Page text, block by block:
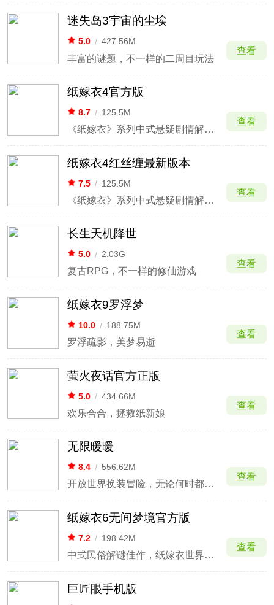
迷失岛3宇宙的尘埃
5.0 / 427.56M
丰富的谜题，不一样的二周目玩法
查看
纸嫁衣4官方版
8.7 / 125.5M
《纸嫁衣》系列中式悬疑剧情解谜第四部作品
查看
纸嫁衣4红丝缠最新版本
7.5 / 125.5M
《纸嫁衣》系列中式悬疑剧情解谜第四部作品
查看
长生天机降世
5.0 / 2.03G
复古RPG，不一样的修仙游戏
查看
纸嫁衣9罗浮梦
10.0 / 188.75M
罗浮疏影，美梦易逝
查看
萤火夜话官方正版
5.0 / 434.66M
欢乐合合，拯救纸新娘
查看
无限暖暖
8.4 / 556.62M
开放世界换装冒险，无论何时都要盛装登场！
查看
纸嫁衣6无间梦境官方版
7.2 / 198.42M
中式民俗解谜佳作，纸嫁衣世界的悲欢离合
查看
巨匠眼手机版